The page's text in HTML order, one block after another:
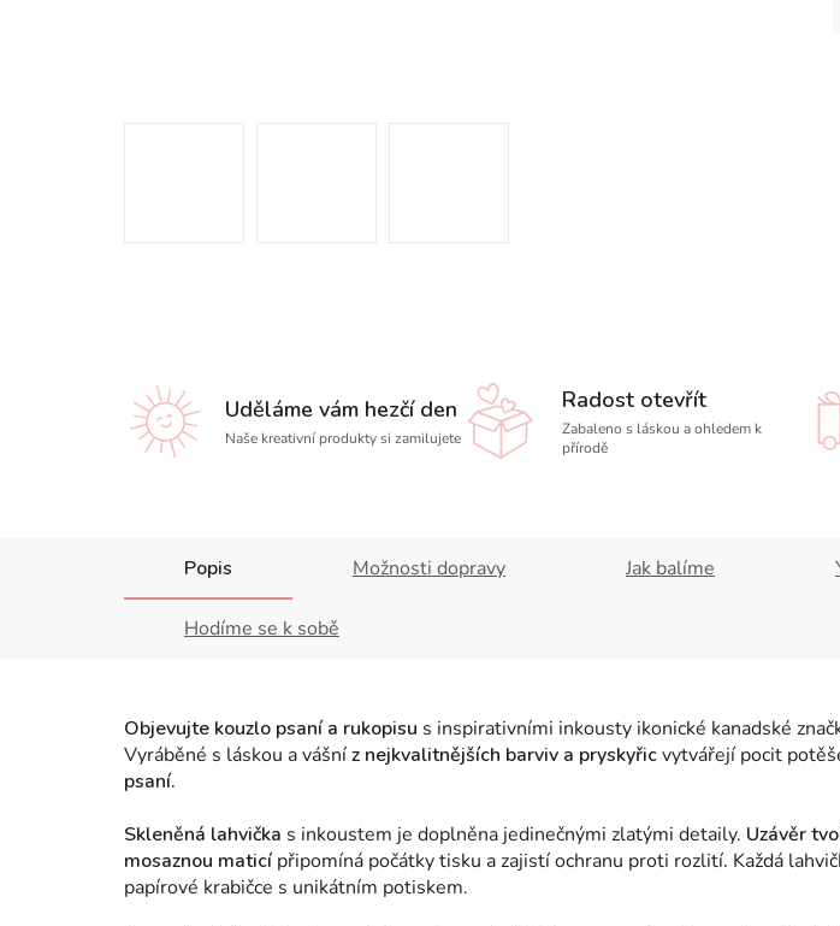
Uděláme vám hezčí den
Naše kreativní produkty si zamilujete
Radost otevřít
Zabaleno s láskou a ohledem k
přírodě
Popis Možnosti dopravy Jak balíme
Hodíme se k sobě
Objevujte kouzlo psaní a rukopisu s inspirativními inkousty ikonické kanadské
Vyráběné s láskou a vášníz nejkvalitnějších barviv a pryskyřicvytvářejí pocit
psaní.
Skleněná lahvička s inkoustem je doplněna jedinečnými zlatými detaily. Uzávěr
mosaznou maticípřipomíná počátky tisku a zajistí ochranu proti rozlití. Každá
papírové krabičce s unikátním potiskem.